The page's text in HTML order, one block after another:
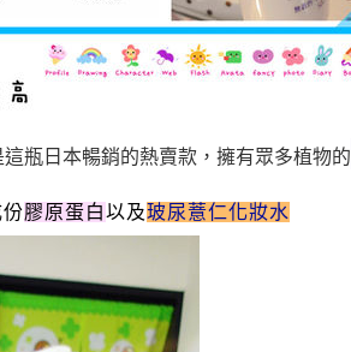
瓶日本暢銷的熱賣款，擁有眾多植物的
膠原蛋白以及玻尿薏仁化妝水